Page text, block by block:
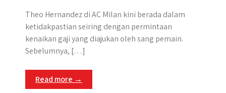
Theo Hernandez di AC Milan kini berada dalam
ketidakpastian seiring dengan permintaan
kenaikan gaji yang diajukan oleh sang pemain.
Sebelumnya, […]
Read more →